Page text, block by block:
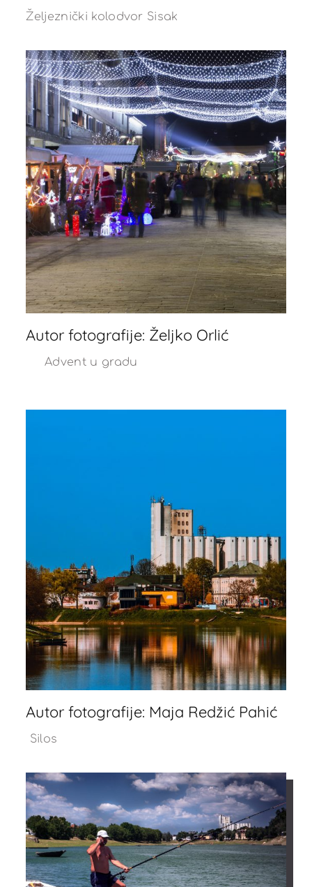
Željeznički kolodvor Sisak
Autor fotografije: Željko Orlić
Advent u gradu
Autor fotografije: Maja Redžić Pahić
Silos